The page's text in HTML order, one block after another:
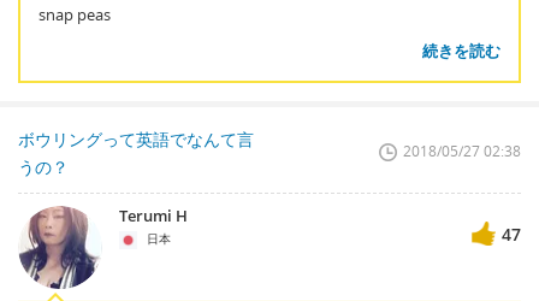
snap peas
続きを読む
ボウリングって英語でなんて言
うの？
2018/05/27 02:38
Terumi H
日本 47